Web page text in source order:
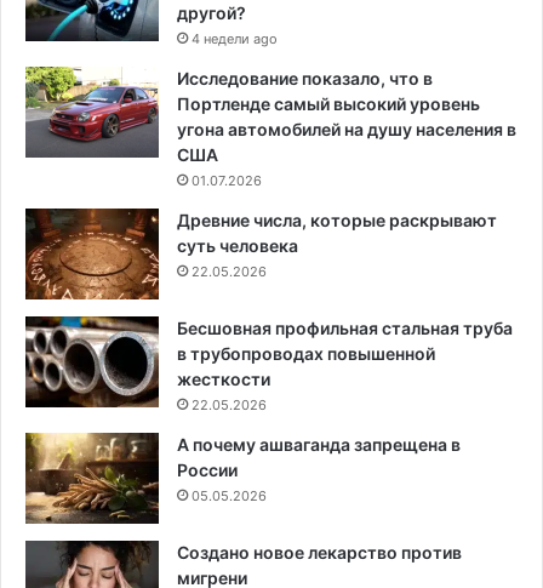
другой?
4 недели ago
Исследование показало, что в
Портленде самый высокий уровень
угона автомобилей на душу населения в
США
01.07.2026
Древние числа, которые раскрывают
суть человека
22.05.2026
Бесшовная профильная стальная труба
в трубопроводах повышенной
жесткости
22.05.2026
А почему ашваганда запрещена в
России
05.05.2026
Создано новое лекарство против
мигрени